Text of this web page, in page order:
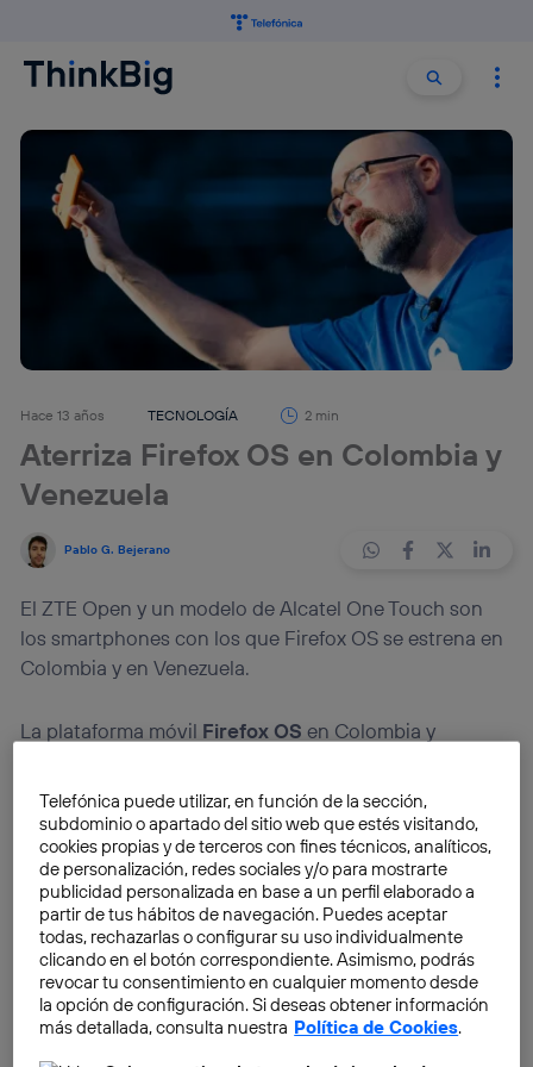
Buscar
Hace 13 años TECNOLOGÍA 2 min
Aterriza Firefox OS en Colombia y
Venezuela
Pablo G. Bejerano
El ZTE Open y un modelo de Alcatel One Touch son
los smartphones con los que Firefox OS se estrena en
Colombia y en Venezuela.
La plataforma móvil Firefox OS en Colombia y
Open y un Alcatel One Touch, serán comercializados
de la mano de Movistar en ambos países desde el 1 de
agosto. Son los primeros de una lista de países
latinoamericanos a los que próximamente llegará la
plataforma basada en HTML5. Las expectativas son
máximas, dado que esta región es una de las
principales a las que está dirigido el sistema de
Mozilla.
Latinoamérica se convierte de esta manera en el
Telefónica puede utilizar, en función de la sección,
subdominio o apartado del sitio web que estés visitando,
cookies propias y de terceros con fines técnicos, analíticos,
de personalización, redes sociales y/o para mostrarte
publicidad personalizada en base a un perfil elaborado a
partir de tus hábitos de navegación. Puedes aceptar
todas, rechazarlas o configurar su uso individualmente
clicando en el botón correspondiente. Asimismo, podrás
revocar tu consentimiento en cualquier momento desde
la opción de configuración. Si deseas obtener información
más detallada, consulta nuestra Política de Cookies.